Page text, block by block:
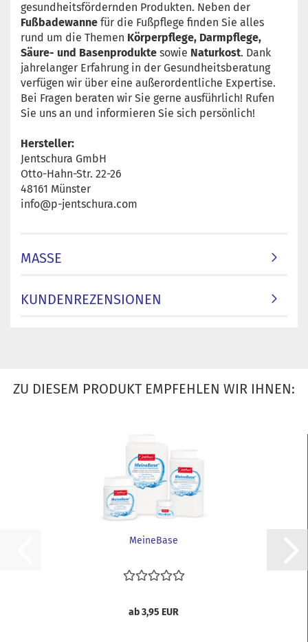
gesundheitsfördernden Produkten. Neben der
Fußbadewanne für die Fußpflege finden Sie alles
rund um die Themen Körperpflege, Darmpflege,
Säure- und Basenprodukte sowie Naturkost. Dank
jahrelanger Erfahrung in der Gesundheitsberatung
verfügen wir über eine außerordentliche Expertise.
Bei Fragen beraten wir Sie gerne ausführlich! Rufen
Sie uns an und informieren Sie sich persönlich!
Hersteller:
Jentschura GmbH
Otto-Hahn-Str. 22-26
48161 Münster
info@p-jentschura.com
MASSE
KUNDENREZENSIONEN
ZU DIESEM PRODUKT EMPFEHLEN WIR IHNEN:
MeineBase
ab 3,95 EUR